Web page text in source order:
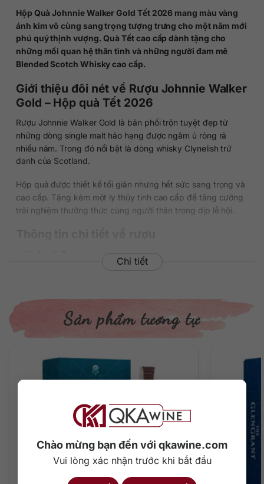
Chào mừng bạn đến với qkawine.com
Vui lòng xác nhận trước khi bắt đầu
Hộp Quà Johnnie Walker Gold Tết 2026 mang màu vàng
ánh kim vô cùng sang trọng tượng trưng cho một năm mới
phú quý thịnh vượng. Quà Tết cao cấp dành tặng cho
những mối quan hệ thân tình và những người đam mê
Blended Scotch Whisky cao cấp.
Giới thiệu đôi nét về Rượu Johnnie Walker
Gold – Hộp quà Tết 2026
Rượu Johnnie Walker Gold là bản phối trộn tuyệt đẹp từ
những dòng single malt hảo hạng được ngâm ủ ròng rã
nhiều năm. Trong đó nổi bật là dòng whisky Clynelish trứ
danh của Scotland.
Hộp quà được thiết kế tối giản nhưng hết sức sang trọng và
cao cấp. Tặng kèm một ly thủy tinh cao cấp để tăng cường
trải nghiệm thưởng thức cùng người thân trong dịp lễ hội.
Xuất xứ: Scotland
Thương hiệu: Johnnie Walker
Màu sắc: Màu hổ phách
Cách thưởng thức: Uống nguyên chất, thêm đá viên, pha
Mô tả hương vị rượu
Phong cách whisky blended êm dịu, béo ngọt, cân bằng,
Hương mũi ngọt ngào với mật ong, trái cây nhiệt đới chín
mọng, vani và một chút khói gỗ sồi ấn tượng.
Vị rượu ngọt ngào, êm mượt, cân đối giữa vị vani béo ngọt
Chi tiết
Sản phẩm tương tự